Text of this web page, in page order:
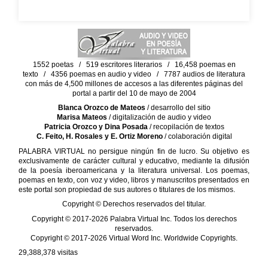
1552 poetas / 519 escritores literarios / 16,458 poemas en
texto / 4356 poemas en audio y video / 7787 audios de literatura
con más de 4,500 millones de accesos a las diferentes páginas del
portal a partir del 10 de mayo de 2004
Blanca Orozco de Mateos / desarrollo del sitio
Marisa Mateos / digitalización de audio y video
Patricia Orozco y Dina Posada/ recopilación de textos
C. Feito, H. Rosales y E. Ortiz Moreno/ colaboración digital
PALABRA VIRTUAL no persigue ningún fin de lucro. Su objetivo es
exclusivamente de carácter cultural y educativo, mediante la difusión
de la poesía iberoamericana y la literatura universal. Los poemas,
poemas en texto, con voz y video, libros y manuscritos presentados en
este portal son propiedad de sus autores o titulares de los mismos.
Copyright © Derechos reservados del titular.
Copyright © 2017-2026 Palabra Virtual Inc. Todos los derechos
reservados.
Copyright © 2017-2026 Virtual Word Inc. Worldwide Copyrights.
29,388,378 visitas